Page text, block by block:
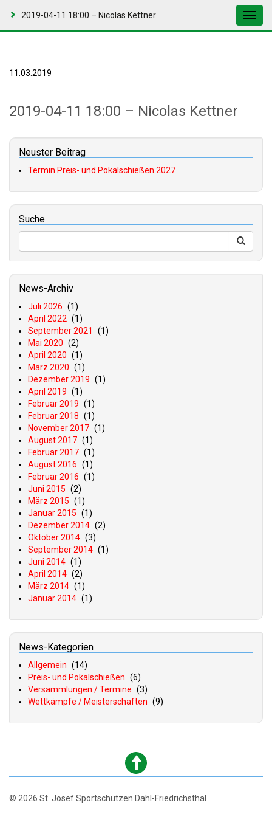
2019-04-11 18:00 – Nicolas Kettner
11.03.2019
2019-04-11 18:00 – Nicolas Kettner
Neuster Beitrag
Termin Preis- und Pokalschießen 2027
Suche
News-Archiv
Juli 2026 (1)
April 2022 (1)
September 2021
(1)
Mai 2020 (2)
April 2020 (1)
März 2020 (1)
Dezember 2019 (1)
April 2019 (1)
Februar 2019 (1)
Februar 2018 (1)
November 2017 (1)
August 2017 (1)
Februar 2017 (1)
August 2016 (1)
Februar 2016 (1)
Juni 2015 (2)
März 2015 (1)
Januar 2015 (1)
Dezember 2014 (2)
Oktober 2014 (3)
September 2014 (1)
Juni 2014 (1)
April 2014 (2)
März 2014 (1)
Januar 2014 (1)
News-Kategorien
Allgemein (14)
Preis- und Pokalschießen (6)
Versammlungen / Termine (3)
Wettkämpfe / Meisterschaften (9)
© 2026 St. Josef Sportschützen Dahl-Friedrichsthal